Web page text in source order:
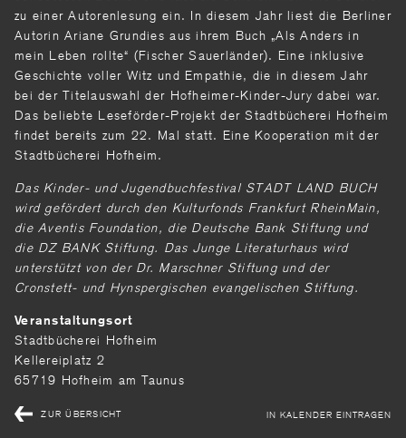
zu einer Autorenlesung ein. In diesem Jahr liest die Berliner
Autorin Ariane Grundies aus ihrem Buch „Als Anders in
mein Leben rollte“ (Fischer Sauerländer). Eine inklusive
Geschichte voller Witz und Empathie, die in diesem Jahr
bei der Titelauswahl der Hofheimer-Kinder-Jury dabei war.
Das beliebte Leseförder-Projekt der Stadtbücherei Hofheim
findet bereits zum 22. Mal statt. Eine Kooperation mit der
Stadtbücherei Hofheim.
Das Kinder- und Jugendbuchfestival STADT LAND BUCH
wird gefördert durch den Kulturfonds Frankfurt RheinMain,
die Aventis Foundation, die Deutsche Bank Stiftung und
die DZ BANK Stiftung. Das Junge Literaturhaus wird
unterstützt von der Dr. Marschner Stiftung und der
Cronstett- und Hynspergischen evangelischen Stiftung.
Veranstaltungsort
Stadtbücherei Hofheim
Kellereiplatz 2
65719 Hofheim am Taunus
ZUR ÜBERSICHT IN KALENDER EINTRAGEN